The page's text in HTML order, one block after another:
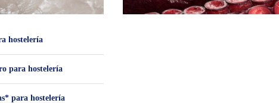
hostelería
para hostelería
para hostelería